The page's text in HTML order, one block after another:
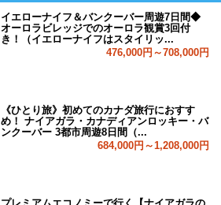
イエローナイフ＆バンクーバー周遊7日間◆
オーロラビレッジでのオーロラ観賞3回付
き！（イエローナイフはスタイリッ...
476,000円～708,000円
《ひとり旅》初めてのカナダ旅行におすす
め！ ナイアガラ・カナディアンロッキー・バ
ンクーバー 3都市周遊8日間（...
684,000円～1,208,000円